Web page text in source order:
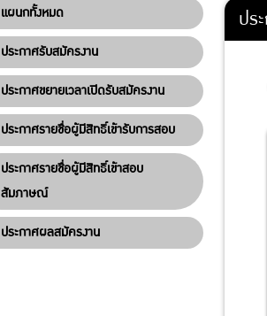
แผนกทั้งหมด
ประกาศรับสมัครงาน
ประกาศขยายเวลาเปิดรับสมัครงาน
ประกาศรายชื่อผู้มีสิทธิ์เข้ารับการสอบ
ประกาศรายชื่อผู้มีสิทธิ์เข้าสอบ
สัมภาษณ์
ประกาศผลสมัครงาน
ปร